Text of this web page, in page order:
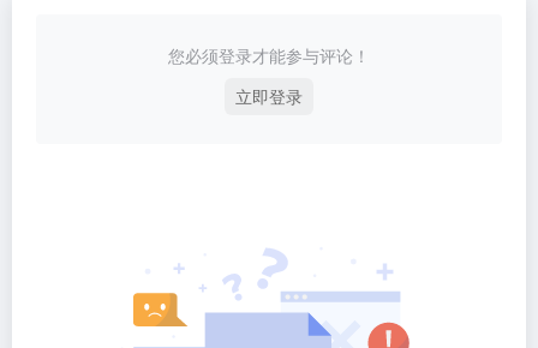
您必须登录才能参与评论！
立即登录